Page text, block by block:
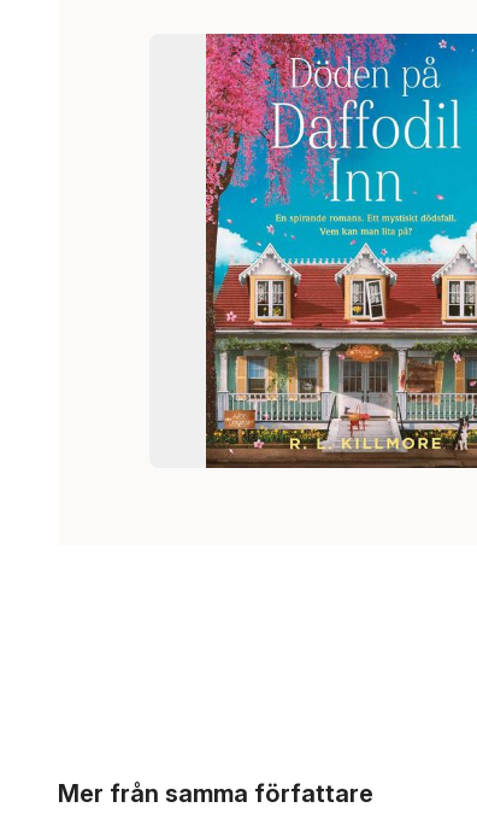
Mer från samma författare